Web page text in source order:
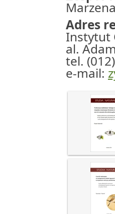
Adres
Instytut
al.
tel.
e-mail: